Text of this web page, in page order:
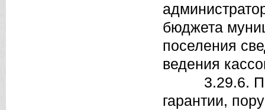
бюджета
поселения
ведения
3.29.6.
гарантии,